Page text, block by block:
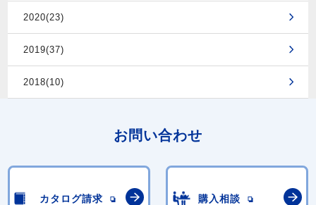
2020(23)
2019(37)
2018(10)
お問い合わせ
カタログ請求 購入相談